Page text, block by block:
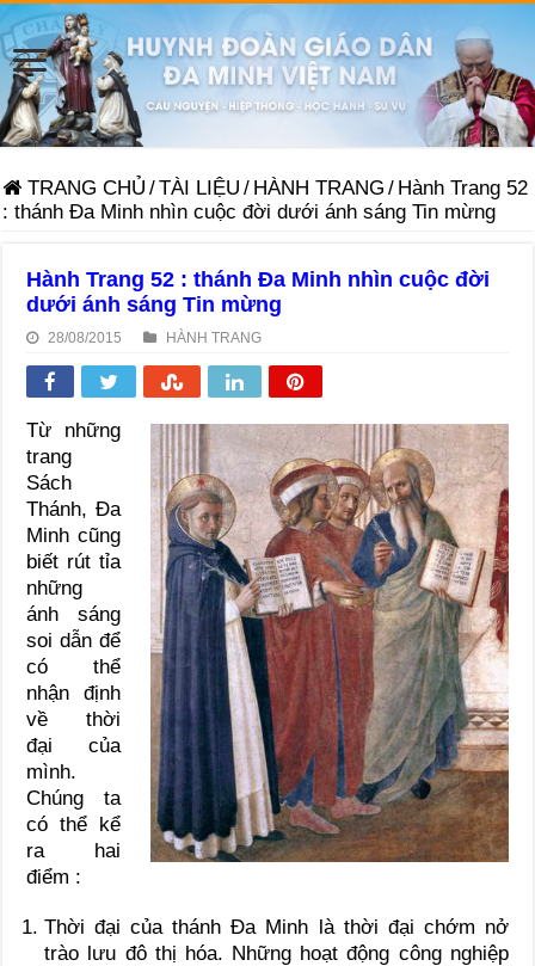
TRANG CHỦ /TÀI LIỆU / HÀNH TRANG / Hành Trang 52
: thánh Đa Minh nhìn cuộc đời dưới ánh sáng Tin mừng
Hành Trang 52 : thánh Đa Minh nhìn cuộc đời
dưới ánh sáng Tin mừng
28/08/2015 HÀNH TRANG
Từ những
trang
Sách
Thánh, Ða
Minh cũng
biết rút tỉa
những
ánh sáng
soi dẫn để
có thể
nhận định
về thời
đại của
mình.
Chúng ta
có thể kể
ra hai
điểm :
Thời đại của thánh Ða Minh là thời đại chớm nở
trào lưu đô thị hóa. Những hoạt động công nghiệp